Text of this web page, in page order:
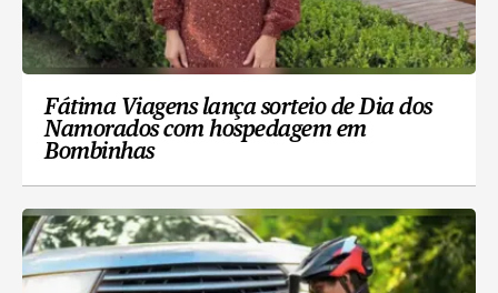
Fátima Viagens lança sorteio de Dia dos
Namorados com hospedagem em
Bombinhas